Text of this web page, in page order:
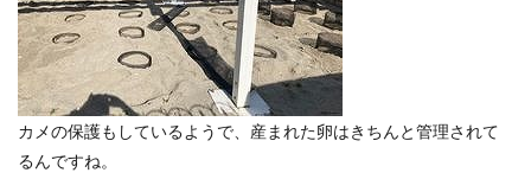
カメの保護もしているようで、産まれた卵はきちんと管理されて
るんですね。